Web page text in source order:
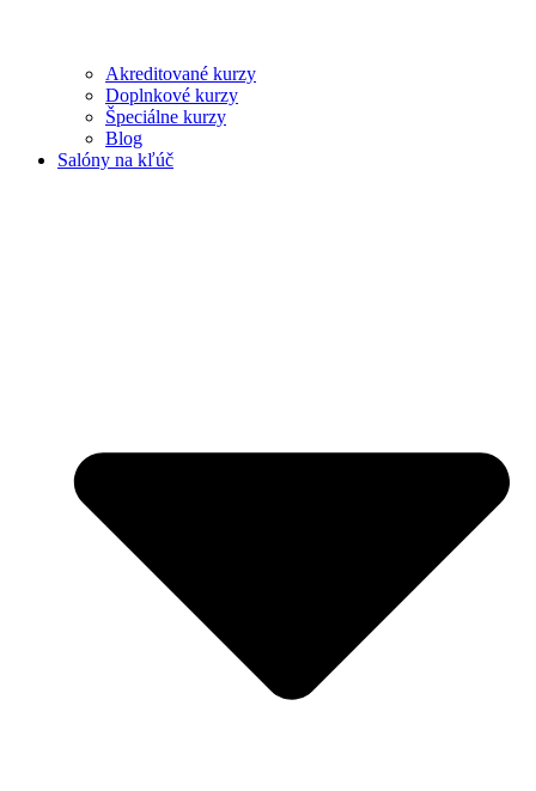
Akreditované kurzy
Doplnkové kurzy
Špeciálne kurzy
Blog
Salóny na kľúč